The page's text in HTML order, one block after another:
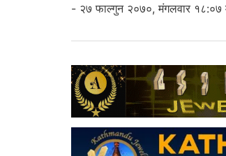
- २७ फाल्गुन २०७०, मंगलवार १८:०७